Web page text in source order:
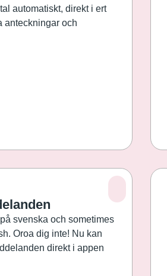
automatiskt, direkt i ert
anteckningar och
svenska och sometimes
Oroa dig inte! Nu kan
direkt i appen